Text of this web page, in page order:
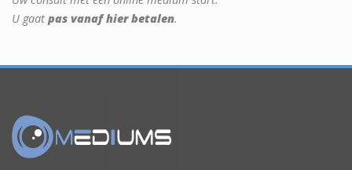
U gaat pas vanaf hier betalen.